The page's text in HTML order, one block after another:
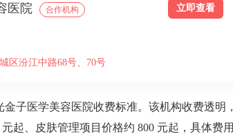
医院 合作机构 立即查看
区汾江中路68号、70号
子医学美容医院收费标准。该机构收费透明，
起、皮肤管理项目价格约 800 元起，具体费用